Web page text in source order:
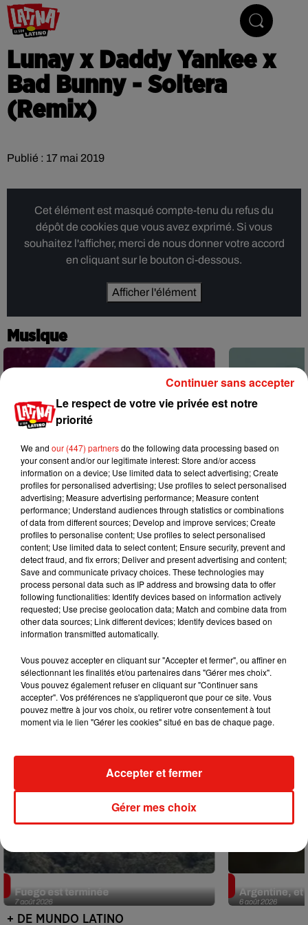
Lunay x Daddy Yankee x
Bad Bunny - Soltera
(Remix)
Publié : 17 mai 2019
Cet élément est masqué compte-tenu du refus du
dépôt de cookies que vous avez exprimé. Si vous
souhaitez l'afficher, merci de nous donner votre accord
en cliquant sur le bouton ci-dessous.
Afficher l'élément
Musique
6 août 2026
Karol G dévoile la tracklist de son
nouvel album… avec des invités...
5 août 2026
Benny
Becky G sur
+ DE MUSIQUE
7 août 2026
Fuego est terminée
6 août 2026
Argentine, et
+ DE MUNDO LATINO
Le respect de votre vie privée est notre
priorité
We and our (447) partnersdo the following data processing based on
your consent and/or our legitimate interest: Store and/or access
information on a device; Use limited data to select advertising; Create
profiles for personalised advertising; Use profiles to select personalised
advertising; Measure advertising performance; Measure content
performance; Understand audiences through statistics or combinations
of data from different sources; Develop and improve services; Create
profiles to personalise content; Use profiles to select personalised
content; Use limited data to select content; Ensure security, prevent and
detect fraud, and fix errors; Deliver and present advertising and content;
Save and communicate privacy choices. These technologies may
process personal data such as IP address and browsing data to offer
following functionalities: Identify devices based on information actively
requested; Use precise geolocation data; Match and combine data from
other data sources; Link different devices; Identify devices based on
information transmitted automatically.
Vous pouvez accepter en cliquant sur "Accepter et fermer", ou affiner en
sélectionnant les finalités et/ou partenaires dans "Gérer mes choix".
Vous pouvez également refuser en cliquant sur "Continuer sans
accepter". Vos préférences ne s'appliqueront que pour ce site. Vous
pouvez mettre à jour vos choix, ou retirer votre consentement à tout
moment via le lien "Gérer les cookies" situé en bas de chaque page.
Gérer mes choix
Accepter et fermer
Continuer sans accepter